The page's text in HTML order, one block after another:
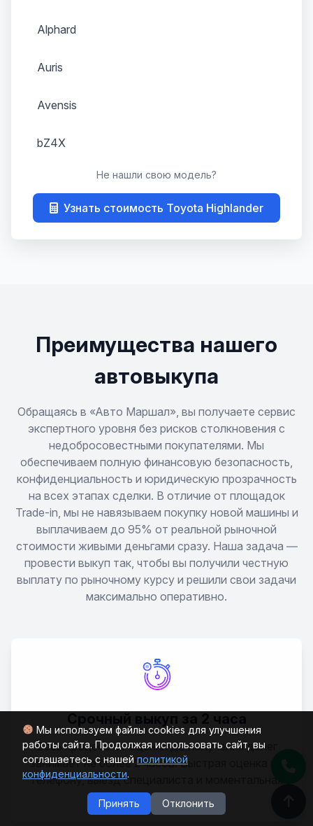
Мы используем файлы cookies для улучшения
работы сайта. Продолжая использовать сайт, вы
соглашаетесь с нашей политикой
конфиденциальности.
Принять Отклонить
Alphard
Auris
Avensis
bZ4X
Carina E
Corolla Fielder
Crown
FJ Cruiser
Fortuner
GR Supra
GR Yaris
Highlander
Hilux
Не нашли свою модель?
Узнать стоимость Toyota Highlander
Преимущества нашего
автовыкупа
Обращаясь в «Авто Маршал», вы получаете сервис
экспертного уровня без рисков столкновения с
недобросовестными покупателями. Мы
обеспечиваем полную финансовую безопасность,
конфиденциальность и юридическую прозрачность
на всех этапах сделки. В отличие от площадок
Trade-in, мы не навязываем покупку новой машины и
выплачиваем до 95% от реальной рыночной
стоимости живыми деньгами сразу. Наша задача —
провести выкуп так, чтобы вы получили честную
выплату по рыночному курсу и решили свои задачи
максимально оперативно.
Срочный выкуп за 2 часа
Весь процесс от оценки до получения денег
занимает не более 2 часов. Быстрая оценка по
телефону, выезд специалиста и моментальная
выплата.